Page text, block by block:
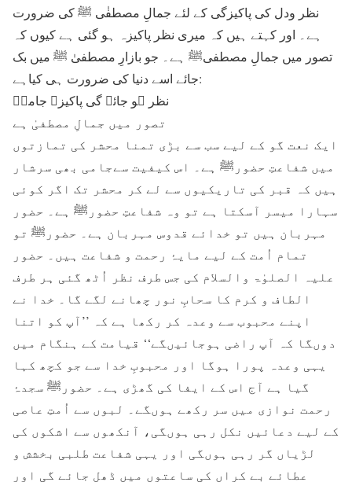
نظر ودل کی پاکیزگی کے لئے جمالِ مصطفٰی ﷺ کی ضرورت
ہے۔ اور کہتے ہیں کہ میری نظر پاکیزہ ہو گئی ہے کیوں کہ
تصور میں جمالِ مصطفیﷺ ہے۔ جو بازارِ مصطفیٰ ﷺ میں بک
جائے اسے دنیا کی ضرورت ہی کیاہے:
نظر ہو جائے گی پاکیزہ جامیؔ
تصور میں جمالِ مصطفیٰ ہے
ایک نعت گو کے لیے سب سے بڑی تمنا محشر کی تمازتوں
میں شفاعتِ حضورﷺ ہے۔ اس کیفیت سےجامی بھی سرشار
ہیں کہ قبر کی تاریکیوں سے لے کر محشر تک اگر کوئی
سہارا میسر آسکتا ہے تو وہ شفاعتِ حضورﷺ ہے۔ حضور
مہربان ہیں تو خدائے قدوس مہربان ہے۔ حضورﷺ تو
تمام اُمت کے لیے مایۂ رحمت و شفاعت ہیں۔ حضور
علیہ الصلوٰۃ والسلام کی جس طرف نظر اُٹھ گئی ہر طرف
الطاف و کرم کا سحابِ نور چھانے لگے گا۔ خدا نے
اپنے محبوب سے وعدہ کر رکھا ہے کہ ’’آپ کو اتنا
دوںگا کہ آپ راضی ہوجائیںگے‘‘ قیامت کے ہنگام میں
یہی وعدہ پورا ہوگا اور محبوبِ خدا سے جو کچھ کہا
گیا ہے آج اس کے ایفا کی گھڑی ہے۔ حضورﷺ سجدۂ
رحمت نوازی میں سر رکھے ہوںگے۔ لبوں سے اُمتِ عاصی
کے لیے دعائیں نکل رہی ہوںگی، آنکھوں سے اشکوں کی
لڑیاں گر رہی ہوںگی اور یہی شفاعت طلبی بخشش و
عطائے بے کراں کی ساعتوں میں ڈھل جائے گی اور